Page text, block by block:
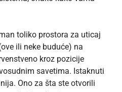
toliko prostora za uticaj
ili neke buduće) na
kroz pozicije
savetima. Istaknuti
Ono za šta ste otvorili